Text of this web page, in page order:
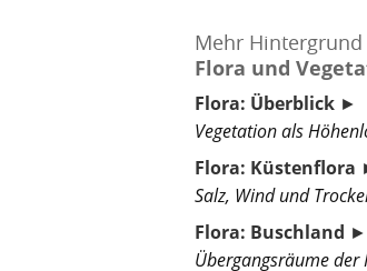
Mehr
Flora und
Flora: Überblick ►
Vegetation als
Flora: Küstenflora
Salz, Wind und
Flora: Buschland ►
Übergangsräume der